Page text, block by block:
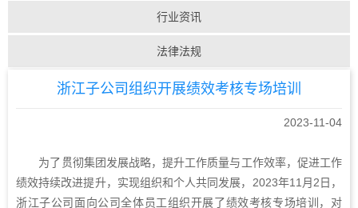
行业资讯
法律法规
浙江子公司组织开展绩效考核专场培训
2023-11-04
为了贯彻集团发展战略，提升工作质量与工作效率，促进工作
绩效持续改进提升，实现组织和个人共同发展，2023年11月2日，
浙江子公司面向公司全体员工组织开展了绩效考核专场培训，对